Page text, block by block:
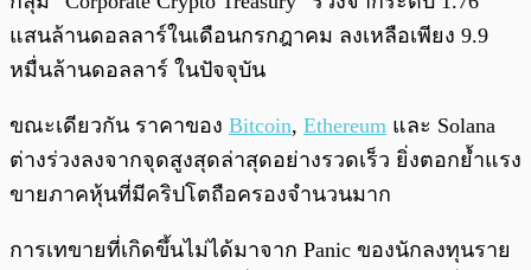
แสนล้านดอลลาร์ในเดือนกรกฎาคม ลงเหลือเพียง 9.9
หมื่นล้านดอลลาร์ ในปัจจุบัน
ขณะเดียวกัน ราคาของ Bitcoin, Ethereum และ Solana
ต่างร่วงลงจากจุดสูงสุดล่าสุดอย่างรวดเร็ว ยิ่งตอกย้ำแรง
ขายภาคหุ้นที่มีคริปโตถือครองจำนวนมาก
การเทขายที่เกิดขึ้นไม่ได้มาจาก Panic ของนักลงทุนราย